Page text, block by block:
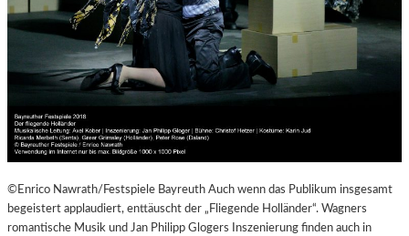
©Enrico Nawrath/Festspiele Bayreuth Auch wenn das Publikum insgesamt
begeistert applaudiert, enttäuscht der „Fliegende Holländer“. Wagners
romantische Musik und Jan Philipp Glogers Inszenierung finden auch in